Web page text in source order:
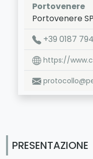
Portovenere
PortovenereSP
LAT:44.054-
+39 0187
https://
PRESENTAZIONE